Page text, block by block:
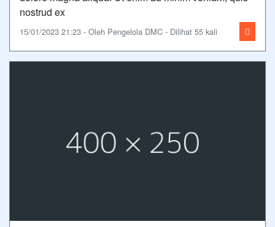
nostrud ex
15/01/2023 21:23 - Oleh Pengelola DMC - Dilihat 55 kali